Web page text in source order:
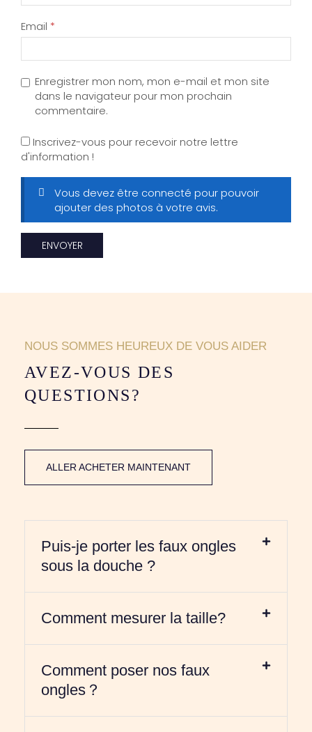
Email *
Enregistrer mon nom, mon e-mail et mon site
dans le navigateur pour mon prochain
commentaire.
Inscrivez-vous pour recevoir notre lettre
d'information !
Vous devez être connecté pour pouvoir
ajouter des photos à votre avis.
NOUS SOMMES HEUREUX DE VOUS AIDER
AVEZ-VOUS DES
QUESTIONS?
ALLER ACHETER MAINTENANT
Puis-je porter les faux ongles
sous la douche ?
Comment mesurer la taille?
Comment poser nos faux
ongles？